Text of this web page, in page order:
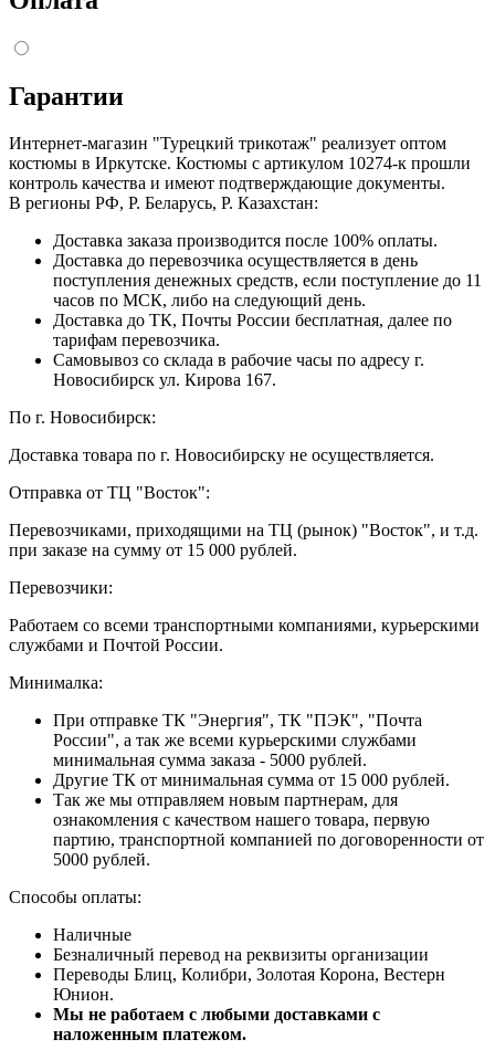
Гарантии
Интернет-магазин "Турецкий трикотаж" реализует оптом
костюмы в Иркутске. Костюмы с артикулом 10274-к прошли
контроль качества и имеют подтверждающие документы.
В регионы РФ, Р. Беларусь, Р. Казахстан:
Доставка заказа производится после 100% оплаты.
Доставка до перевозчика осуществляется в день
поступления денежных средств, если поступление до 11
часов по МСК, либо на следующий день.
Доставка до ТК, Почты России бесплатная, далее по
тарифам перевозчика.
Самовывоз со склада в рабочие часы по адресу г.
Новосибирск ул. Кирова 167.
По г. Новосибирск:
Доставка товара по г. Новосибирску не осуществляется.
Отправка от ТЦ "Восток":
Перевозчиками, приходящими на ТЦ (рынок) "Восток", и т.д.
при заказе на сумму от 15 000 рублей.
Перевозчики:
Работаем со всеми транспортными компаниями, курьерскими
службами и Почтой России.
Минималка:
При отправке ТК "Энергия", ТК "ПЭК", "Почта
России", а так же всеми курьерскими службами
минимальная сумма заказа - 5000 рублей.
Другие ТК от минимальная сумма от 15 000 рублей.
Так же мы отправляем новым партнерам, для
ознакомления с качеством нашего товара, первую
партию, транспортной компанией по договоренности от
5000 рублей.
Способы оплаты:
Наличные
Безналичный перевод на реквизиты организации
Переводы Блиц, Колибри, Золотая Корона, Вестерн
Юнион.
Мы не работаем с любыми доставками с
наложенным платежом.